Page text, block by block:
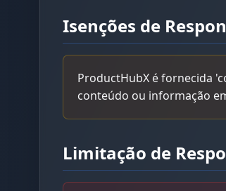
Isenções de
ProductHubX é fornecida
conteúdo ou informação
Limitação de